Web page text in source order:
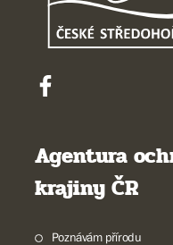
Agentura
krajiny ČR
Poznávám přírodu